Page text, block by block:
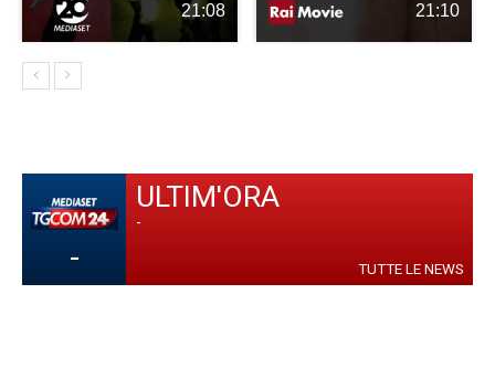
21:08 21:10
-
ULTIM'ORA
-
TUTTE LE NEWS